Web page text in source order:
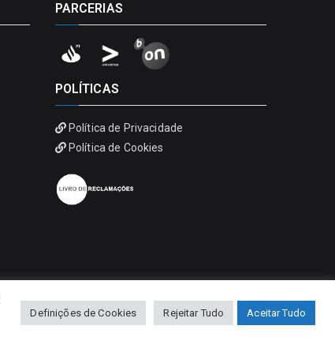
PARCERIAS
POLÍTICAS
Política de Privacidade
Política de Cookies
Definições de Cookies Rejeitar Tudo Aceitar Tudo